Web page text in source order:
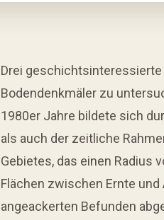
Drei geschichtsinteressierte
Bodendenkmäler zu
1980er Jahre bildete sich
als auch der zeitliche
Gebietes, das einen Radius
Flächen zwischen Ernte
angeackerten Befunden